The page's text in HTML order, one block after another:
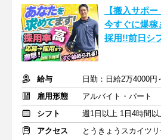
【搬入サポ
今すぐに爆
採用!!前日シ
給与
雇用形態
アルバイト・パート
シフト
週1日以上 1日4時間以
アクセス
とうきょうスカイツ